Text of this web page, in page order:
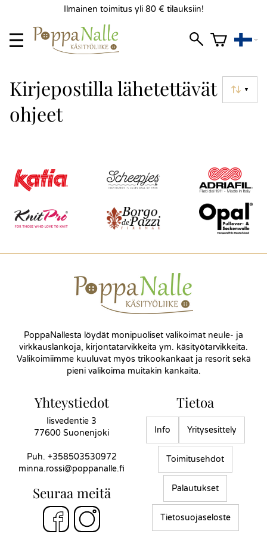
Ilmainen toimitus yli 80 € tilauksiin!
▼
Kirjepostilla lähetettävät
ohjeet
PoppaNallesta löydät monipuoliset valikoimat neule- ja
virkkauslankoja, kirjontatarvikkeita ym. käsityötarvikkeita.
Valikoimiimme kuuluvat myös trikookankaat ja resorit sekä
pieni valikoima muitakin kankaita.
Yhteystiedot
Iisvedentie 3
77600 Suonenjoki
Puh. +358503530972
minna.rossi@poppanalle.fi
Seuraa meitä
Tietoa
Info Yritysesittely
Toimitusehdot
Palautukset
Tietosuojaseloste